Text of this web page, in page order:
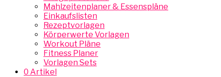
Mahlzeitenplaner & Essenspläne
Einkaufslisten
Rezeptvorlagen
Körperwerte Vorlagen
Workout Pläne
Fitness Planer
Vorlagen Sets
0 Artikel